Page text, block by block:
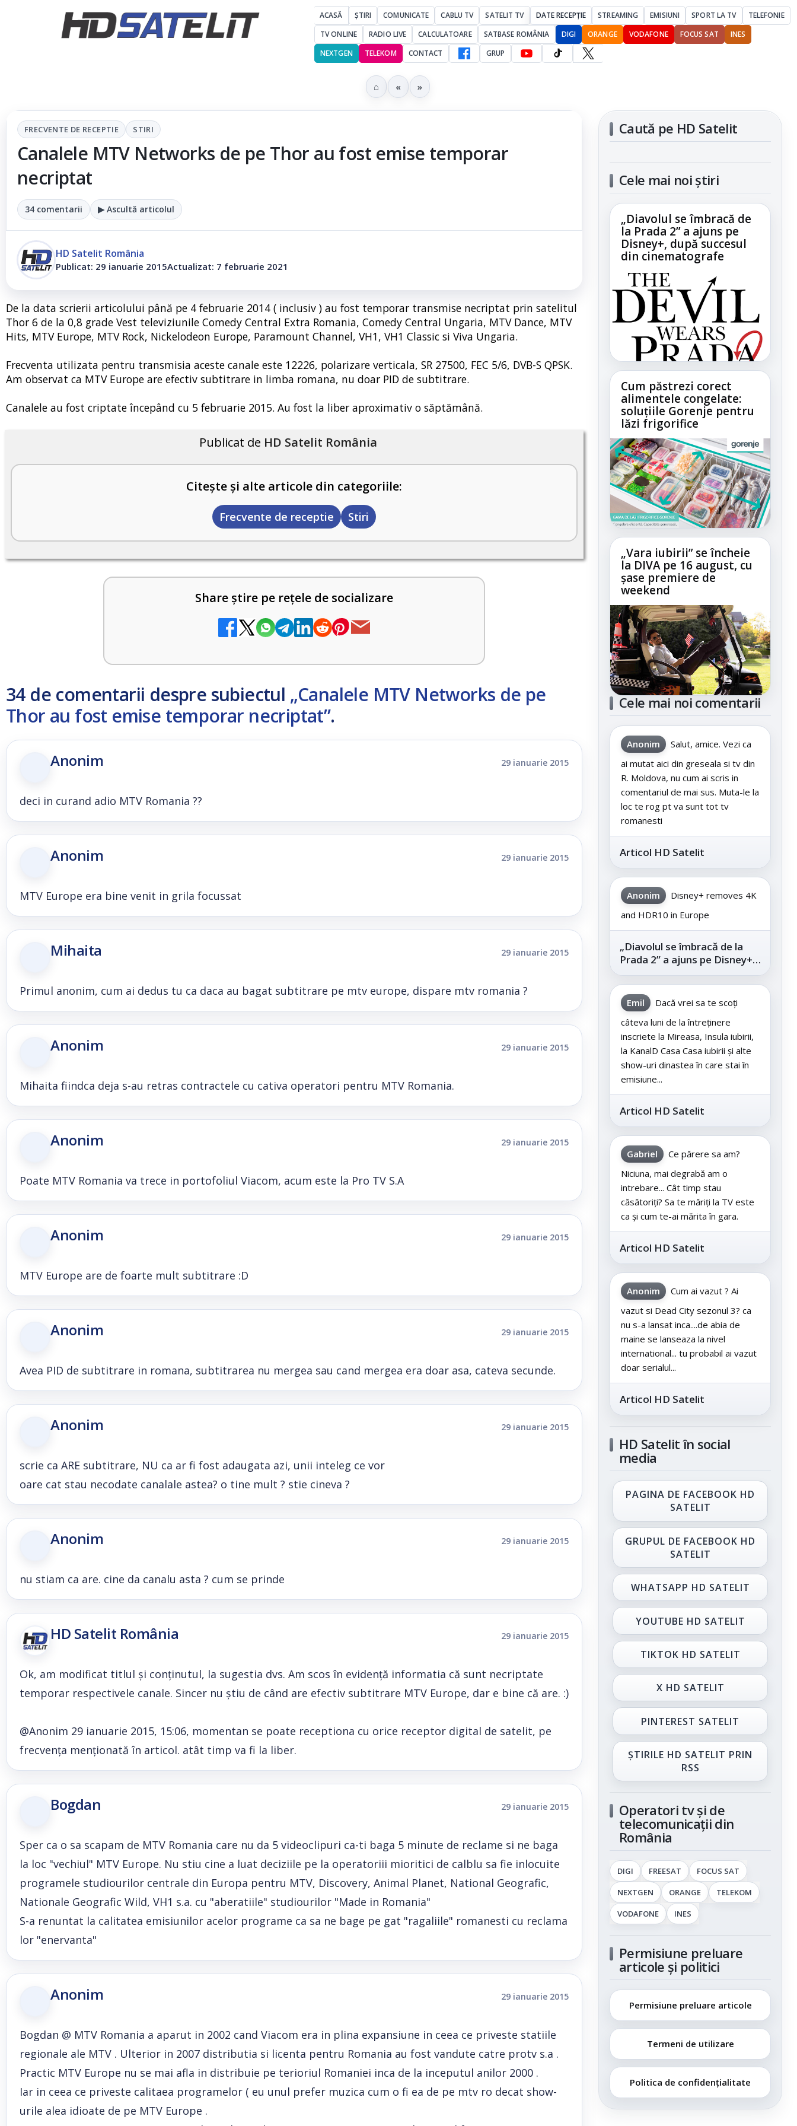
ACASĂ ȘTIRI COMUNICATE CABLU TV SATELIT TV DATE RECEPȚIE STREAMING EMISIUNI SPORT LA TV
TELEFONIE
TV ONLINE
RADIO LIVE CALCULATOARE SATBASE ROMÂNIA DIGI ORANGE VODAFONE FOCUS SAT
INES
NEXTGEN
TELEKOM CONTACT GRUP
⌂ « »
FRECVENTE DE RECEPTIE STIRI
Canalele MTV Networks de pe Thor au fost emise temporar
necriptat
34 comentarii ▶ Ascultă articolul
HD Satelit România
Publicat: 29 ianuarie 2015Actualizat: 7 februarie 2021
De la data scrierii articolului până pe 4 februarie 2014 ( inclusiv ) au fost temporar transmise necriptat prin satelitul
Thor 6 de la 0,8 grade Vest televiziunile Comedy Central Extra Romania, Comedy Central Ungaria, MTV Dance, MTV
Hits, MTV Europe, MTV Rock, Nickelodeon Europe, Paramount Channel, VH1, VH1 Classic si Viva Ungaria.
Frecventa utilizata pentru transmisia aceste canale este 12226, polarizare verticala, SR 27500, FEC 5/6, DVB-S QPSK.
Am observat ca MTV Europe are efectiv subtitrare in limba romana, nu doar PID de subtitrare.
Canalele au fost criptate începând cu 5 februarie 2015. Au fost la liber aproximativ o săptămână.
Publicat de HD Satelit România
Citește și alte articole din categoriile:
Frecvente de receptie Stiri
Share știre pe rețele de socializare
34 de comentarii despre subiectul „Canalele MTV Networks de pe
Thor au fost emise temporar necriptat”.
Anonim 29 ianuarie 2015
deci in curand adio MTV Romania ??
Anonim 29 ianuarie 2015
MTV Europe era bine venit in grila focussat
Mihaita 29 ianuarie 2015
Primul anonim, cum ai dedus tu ca daca au bagat subtitrare pe mtv europe, dispare mtv romania ?
Anonim 29 ianuarie 2015
Mihaita fiindca deja s-au retras contractele cu cativa operatori pentru MTV Romania.
Anonim 29 ianuarie 2015
Poate MTV Romania va trece in portofoliul Viacom, acum este la Pro TV S.A
Anonim 29 ianuarie 2015
MTV Europe are de foarte mult subtitrare :D
Anonim 29 ianuarie 2015
Avea PID de subtitrare in romana, subtitrarea nu mergea sau cand mergea era doar asa, cateva secunde.
Anonim 29 ianuarie 2015
scrie ca ARE subtitrare, NU ca ar fi fost adaugata azi, unii inteleg ce vor
oare cat stau necodate canalale astea? o tine mult ? stie cineva ?
Anonim 29 ianuarie 2015
nu stiam ca are. cine da canalu asta ? cum se prinde
HD Satelit România 29 ianuarie 2015
Ok, am modificat titlul și conținutul, la sugestia dvs. Am scos în evidență informatia că sunt necriptate
temporar respectivele canale. Sincer nu știu de când are efectiv subtitrare MTV Europe, dar e bine că are. :)
@Anonim 29 ianuarie 2015, 15:06, momentan se poate receptiona cu orice receptor digital de satelit, pe
frecvența menționată în articol. atât timp va fi la liber.
Bogdan 29 ianuarie 2015
Sper ca o sa scapam de MTV Romania care nu da 5 videoclipuri ca-ti baga 5 minute de reclame si ne baga
la loc "vechiul" MTV Europe. Nu stiu cine a luat deciziile pe la operatoriii mioritici de calblu sa fie inlocuite
programele studiourilor centrale din Europa pentru MTV, Discovery, Animal Planet, National Geografic,
Nationale Geografic Wild, VH1 s.a. cu "aberatiile" studiourilor "Made in Romania"
S-a renuntat la calitatea emisiunilor acelor programe ca sa ne bage pe gat "ragaliile" romanesti cu reclama
lor "enervanta"
Anonim 29 ianuarie 2015
Bogdan @ MTV Romania a aparut in 2002 cand Viacom era in plina expansiune in ceea ce priveste statiile
regionale ale MTV . Ulterior in 2007 distributia si licenta pentru Romania au fost vandute catre protv s.a .
Practic MTV Europe nu se mai afla in distribuie pe terioriul Romaniei inca de la inceputul anilor 2000 .
Iar in ceea ce priveste calitaea programelor ( eu unul prefer muzica cum o fi ea de pe mtv ro decat show-
urile alea idioate de pe MTV Europe .
Caută pe HD Satelit
Cele mai noi știri
„Diavolul se îmbracă de
la Prada 2” a ajuns pe
Disney+, după succesul
din cinematografe
Cum păstrezi corect
alimentele congelate:
soluțiile Gorenje pentru
lăzi frigorifice
„Vara iubirii” se încheie
la DIVA pe 16 august, cu
șase premiere de
weekend
Cele mai noi comentarii
Anonim
Salut, amice. Vezi ca
ai mutat aici din greseala si tv din
R. Moldova, nu cum ai scris in
comentariul de mai sus. Muta-le la
loc te rog pt va sunt tot tv
romanesti
Articol HD Satelit
Anonim
Disney+ removes 4K
and HDR10 in Europe
„Diavolul se îmbracă de la
Prada 2” a ajuns pe Disney+,
după succesul din
cinematografe
Emil
Dacă vrei sa te scoți
câteva luni de la întreținere
inscriete la Mireasa, Insula iubirii,
la KanalD Casa Casa iubirii și alte
show-uri dinastea în care stai în
emisiune...
Articol HD Satelit
Gabriel
Ce părere sa am?
Niciuna, mai degrabă am o
intrebare... Cât timp stau
căsătoriți? Sa te măriți la TV este
ca și cum te-ai mărita în gara.
Articol HD Satelit
Anonim
Cum ai vazut ? Ai
vazut si Dead City sezonul 3? ca
nu s-a lansat inca....de abia de
maine se lanseaza la nivel
international... tu probabil ai vazut
doar serialul...
Articol HD Satelit
HD Satelit în social
media
PAGINA DE FACEBOOK HD
SATELIT
GRUPUL DE FACEBOOK HD
SATELIT
WHATSAPP HD SATELIT
YOUTUBE HD SATELIT
TIKTOK HD SATELIT
X HD SATELIT
PINTEREST SATELIT
ȘTIRILE HD SATELIT PRIN
RSS
Operatori tv și de
telecomunicații din
România
DIGI FREESAT
FOCUS SAT
NEXTGEN
ORANGE
TELEKOM
VODAFONE
INES
Permisiune preluare
articole și politici
Permisiune preluare articole
Termeni de utilizare
Politica de confidențialitate